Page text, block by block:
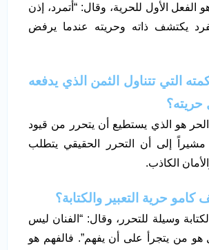
الفعل الأول للحرية، وقال: “أتمرد، إذن
يكتشف ذاته وحريته عندما يرفض
التي تتناول الثمن الذي يدفعه
حريته؟
هو الذي يستطيع أن يتحرر من قيود
مشيراً إلى أن التحرر الحقيقي يتطلب
الكاذب.
حرية التعبير والكتابة؟
وسيلة للتحرر، وقال: “الفنان ليس
هو من يتجرأ على أن يفهم”. فالفهم هو